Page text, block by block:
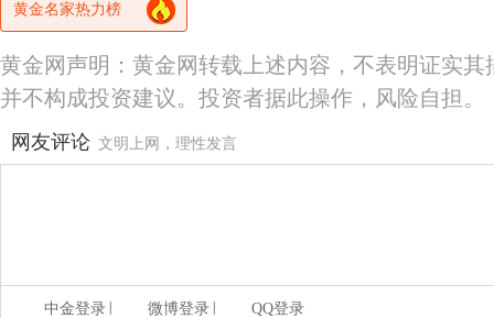
黄金名家热力榜
黄金网声明：黄金网转载上述内容，不表明证实
并不构成投资建议。投资者据此操作，风险自担。
网友评论 文明上网，理性发言
中金登录 微博登录 QQ登录